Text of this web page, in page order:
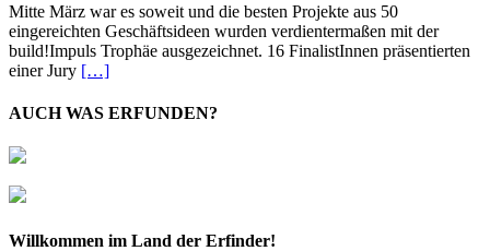
Mitte März war es soweit und die besten Projekte aus 50
eingereichten Geschäftsideen wurden verdientermaßen mit der
build!Impuls Trophäe ausgezeichnet. 16 FinalistInnen präsentierten
einer Jury […]
AUCH WAS ERFUNDEN?
Willkommen im Land der Erfinder!